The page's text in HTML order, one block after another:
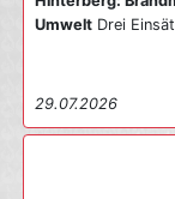
Umwelt Drei
29.07.2026